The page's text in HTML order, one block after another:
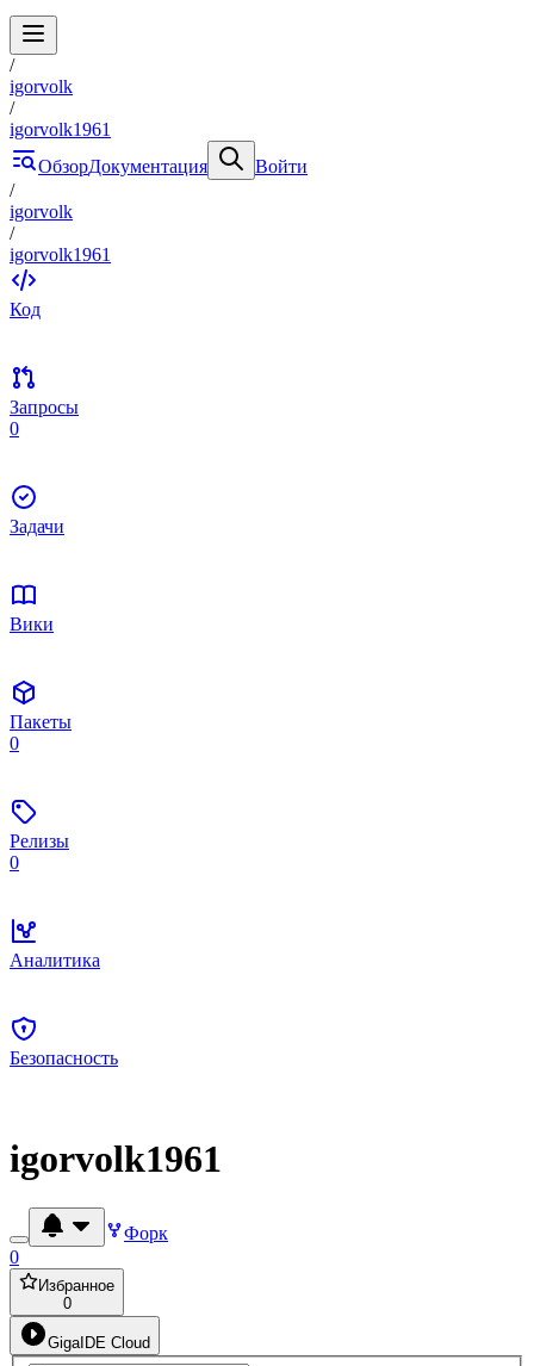
/
igorvolk
/
igorvolk1961
ОбзорДокументация
Войти
/
igorvolk
/
igorvolk1961
Код
Запросы
0
Задачи
Вики
Пакеты
0
Релизы
0
Аналитика
Безопасность
igorvolk1961
Форк
0
Избранное
0
GigaIDE Cloud